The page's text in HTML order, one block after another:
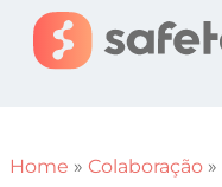
Home » Colaboração »